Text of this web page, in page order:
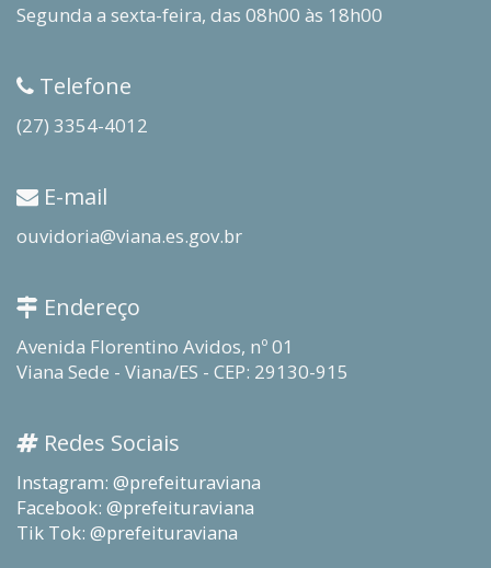
Segunda a sexta-feira, das 08h00 às 18h00
Telefone
(27) 3354-4012
E-mail
ouvidoria@viana.es.gov.br
Endereço
Avenida Florentino Avidos, nº 01
Viana Sede - Viana/ES - CEP: 29130-915
Redes Sociais
Instagram: @prefeituraviana
Facebook: @prefeituraviana
Tik Tok: @prefeituraviana